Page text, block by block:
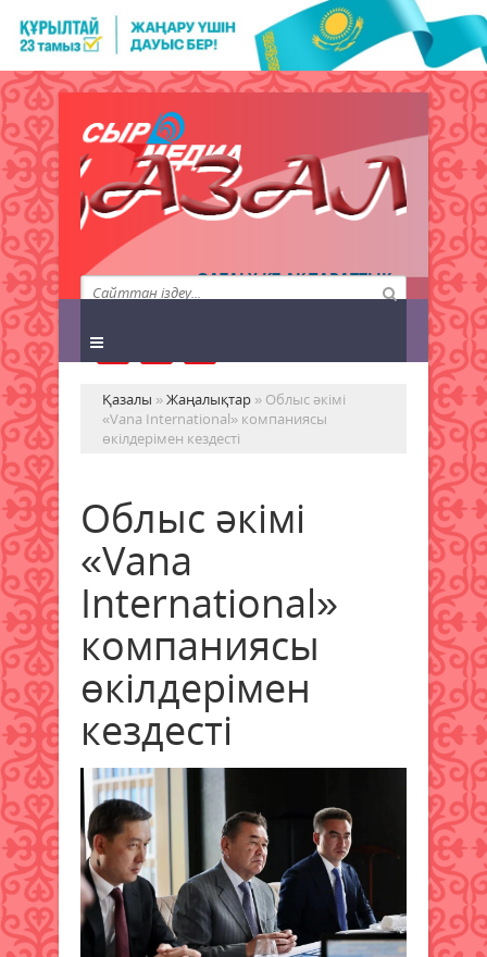
QAZALY.KZ АҚПАРАТТЫҚ
АГЕНТТІГІ
Қазалы »Жаңалықтар » Облыс әкімі
«Vana International» компаниясы
өкілдерімен кездесті
Облыс әкімі
«Vana
International»
компаниясы
өкілдерімен
кездесті